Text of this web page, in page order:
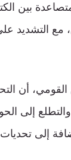
بين
التشديد على
أن
إلى
إلى